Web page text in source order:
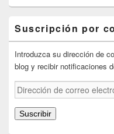
Suscripción por
Introduzca su dirección de
blog y recibir notificaciones
Dirección
de
correo
electrónico
Suscribir